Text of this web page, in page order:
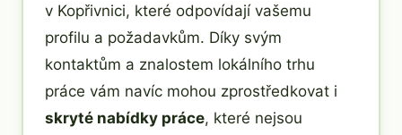
v Kopřivnici, které odpovídají vašemu
profilu a požadavkům. Díky svým
kontaktům a znalostem lokálního trhu
práce vám navíc mohou zprostředkovat i
skryté nabídky práce, které nejsou